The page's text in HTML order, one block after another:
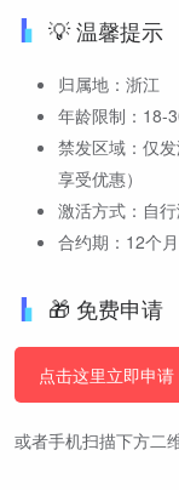
💡 温馨提示
归属地：浙江
年龄限制：18-
禁发区域：仅
享受优惠）
激活方式：自
合约期：12个月
🎁 免费申请
点击这里立即申请
或者手机扫描下方二